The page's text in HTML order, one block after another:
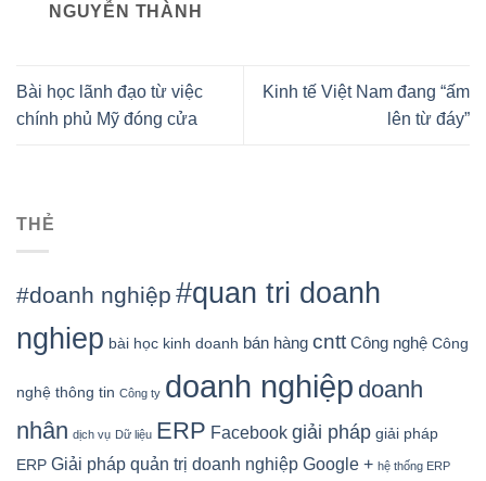
NGUYỄN THÀNH
Bài học lãnh đạo từ việc
chính phủ Mỹ đóng cửa
Kinh tế Việt Nam đang “ấm
lên từ đáy”
THẺ
#doanh nghiệp #quan tri doanh
nghiep bài học kinh doanh bán hàng cntt Công nghệ Công
nghệ thông tin Công ty doanh nghiệp doanh
nhân dịch vụ Dữ liệu ERP Facebook giải pháp giải pháp
ERP Giải pháp quản trị doanh nghiệp Google + hệ thống ERP